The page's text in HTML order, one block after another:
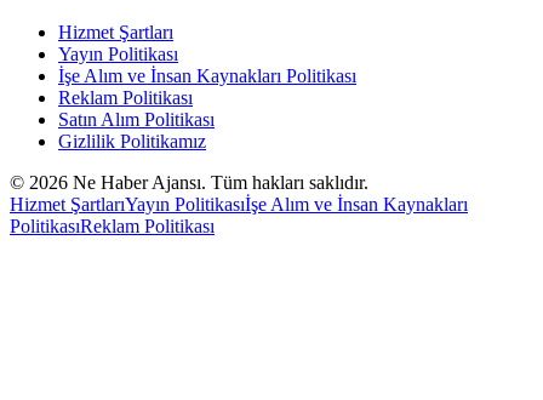
Hizmet Şartları
Yayın Politikası
İşe Alım ve İnsan Kaynakları Politikası
Reklam Politikası
Satın Alım Politikası
Gizlilik Politikamız
© 2026 Ne Haber Ajansı. Tüm hakları saklıdır.
Hizmet ŞartlarıYayın Politikasıİşe Alım ve İnsan Kaynakları
PolitikasıReklam Politikası